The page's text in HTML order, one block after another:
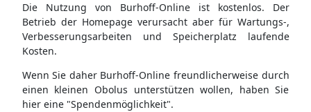
Die Nutzung von Burhoff-Online ist kostenlos. Der
Betrieb der Homepage verursacht aber für Wartungs-,
Verbesserungsarbeiten und Speicherplatz laufende
Kosten.
Wenn Sie daher Burhoff-Online freundlicherweise durch
einen kleinen Obolus unterstützen wollen, haben Sie
hier eine "Spendenmöglichkeit".